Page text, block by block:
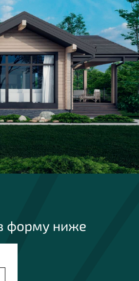
форму ниже